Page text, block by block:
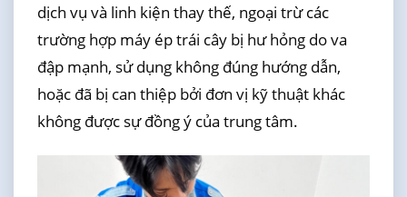
dịch vụ và linh kiện thay thế, ngoại trừ các
trường hợp máy ép trái cây bị hư hỏng do va
đập mạnh, sử dụng không đúng hướng dẫn,
hoặc đã bị can thiệp bởi đơn vị kỹ thuật khác
không được sự đồng ý của trung tâm.